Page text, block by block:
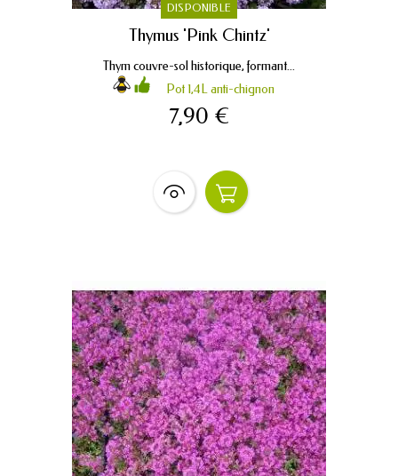
DISPONIBLE
Thymus 'Pink Chintz'
Thym couvre-sol historique, formant...
Pot 1,4L anti-chignon
7,90 €